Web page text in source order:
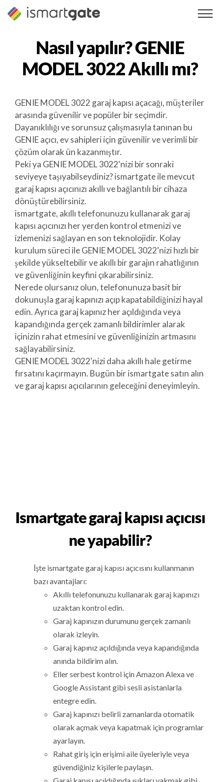
İçeriğe
geç
Nasıl yapılır?GENIE
MODEL 3022Akıllı mı?
GENIE MODEL 3022 garaj kapısı açacağı, müşteriler
arasında güvenilir ve popüler bir seçimdir.
Dayanıklılığı ve sorunsuz çalışmasıyla tanınan bu
GENIE açıcı, ev sahipleri için güvenilir ve verimli bir
çözüm olarak ün kazanmıştır.
Peki ya GENIE MODEL 3022'nizi bir sonraki
seviyeye taşıyabilseydiniz? ismartgate ile mevcut
garaj kapısı açıcınızı akıllı ve bağlantılı bir cihaza
dönüştürebilirsiniz.
ismartgate, akıllı telefonunuzu kullanarak garaj
kapısı açıcınızı her yerden kontrol etmenizi ve
izlemenizi sağlayan en son teknolojidir. Kolay
kurulum süreci ile GENIE MODEL 3022'nizi hızlı bir
şekilde yükseltebilir ve akıllı bir garajın rahatlığının
ve güvenliğinin keyfini çıkarabilirsiniz.
Nerede olursanız olun, telefonunuza basit bir
dokunuşla garaj kapınızı açıp kapatabildiğinizi hayal
edin. Ayrıca garaj kapınız her açıldığında veya
kapandığında gerçek zamanlı bildirimler alarak
içinizin rahat etmesini ve güvenliğinizin artmasını
sağlayabilirsiniz.
GENIE MODEL 3022'nizi daha akıllı hale getirme
fırsatını kaçırmayın. Bugün bir ismartgate satın alın
ve garaj kapısı açıcılarının geleceğini deneyimleyin.
Ismartgate garaj kapısı açıcısı
ne yapabilir?
İşte ismartgate garaj kapısı açıcısını kullanmanın
bazı avantajları:
Akıllı telefonunuzu kullanarak garaj kapınızı
uzaktan kontrol edin.
Garaj kapınızın durumunu gerçek zamanlı
olarak izleyin.
Garaj kapınız açıldığında veya kapandığında
anında bildirim alın.
Eller serbest kontrol için Amazon Alexa ve
Google Assistant gibi sesli asistanlarla
entegre edin.
Garaj kapınızı belirli zamanlarda otomatik
olarak açmak veya kapatmak için programlar
ayarlayın.
Rahat giriş için erişimi aile üyeleriyle veya
güvendiğiniz kişilerle paylaşın.